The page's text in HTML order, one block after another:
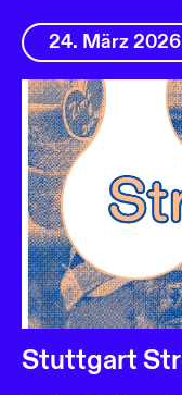
24. März 2026
Stuttgart